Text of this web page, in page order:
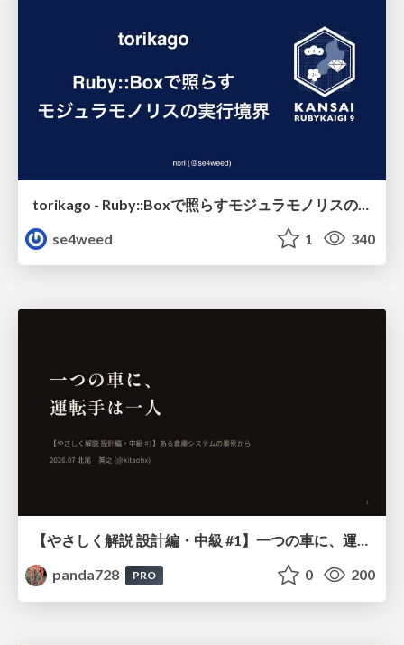
se4weed
1 340
【やさしく解説 設計編・中級 #1】一つの車に、運転手は一人 ～ある倉庫システムの事例から～
panda728
PRO 0 200